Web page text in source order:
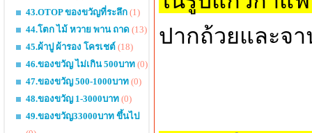
43.OTOP ของขวัญที่ระลึก (1)
44.โตก ไม้ หวาย พาน ถาด (13)
45.ผ้าปู ผ้ารอง โครเชต์ (18)
46.ของขวัญ ไม่เกิน 500บาท (0)
47.ของขวัญ 500-1000บาท (0)
48.ของขวัญ 1-3000บาท (0)
49.ของขวัญ33000บาท ขึ้นไป
ปากถ้วยและจา